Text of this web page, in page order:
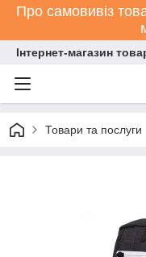
Про самовивіз
Інтернет-магазин
Товари та послуги